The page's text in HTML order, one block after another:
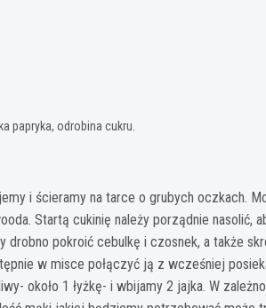
papryka, odrobina cukru.
i ścieramy na tarce o grubych oczkach.
Startą cukinię należy porządnie nasolić,
pokroić cebulkę i czosnek, a także
w misce połączyć ją z wcześniej
około 1 łyżkę- i wbijamy 2 jajka. W